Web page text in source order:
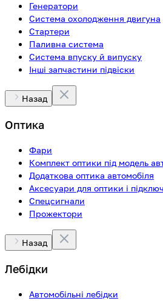
Генератори
Система охолодження двигуна
Стартери
Паливна система
Система впуску й випуску
Інші запчастини підвіски
Назад
Оптика
Фари
Комплект оптики під модель
Додаткова оптика автомобіля
Аксесуари для оптики і
Спецсигнали
Прожектори
Назад
Лебідки
Автомобільні лебідки